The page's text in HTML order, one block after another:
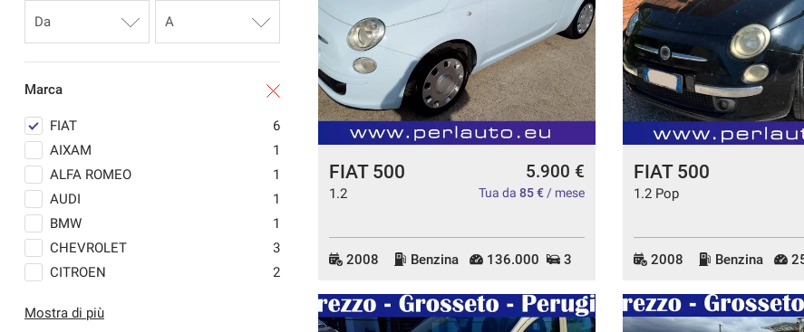
Marca
FIAT
6
AIXAM
1
ALFA ROMEO
1
AUDI
1
BMW
1
CHEVROLET
3
CITROEN
2
HYUNDAI
Mostra di più
FIAT 500
1.2
5.900 €
Tua da 85 € / mese
2008 Benzina 136.000 3
FIAT 500
1.2 Pop
2008 Benzina